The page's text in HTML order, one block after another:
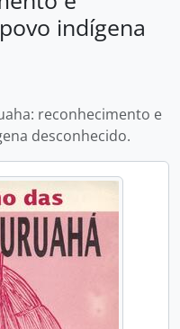
indígena
reconhecimento e
desconhecido.